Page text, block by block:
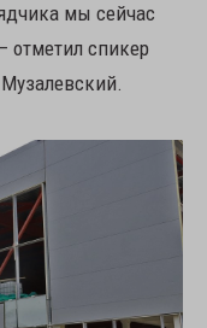
мы сейчас
отметил спикер